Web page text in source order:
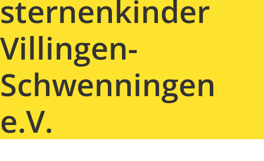
sternenkinder
Villingen-
Schwenningen
e.V.